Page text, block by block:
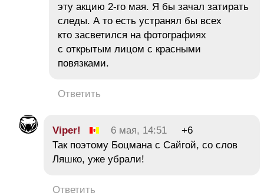
эту акцию 2-го мая. Я бы зачал затирать
следы. А то есть устранял бы всех
кто засветился на фотографиях
с открытым лицом с красными
повязками.
Ответить
Viper! 6 мая, 14:51
+6
Так поэтому Боцмана с Сайгой, со слов
Ляшко, уже убрали!
Ответить